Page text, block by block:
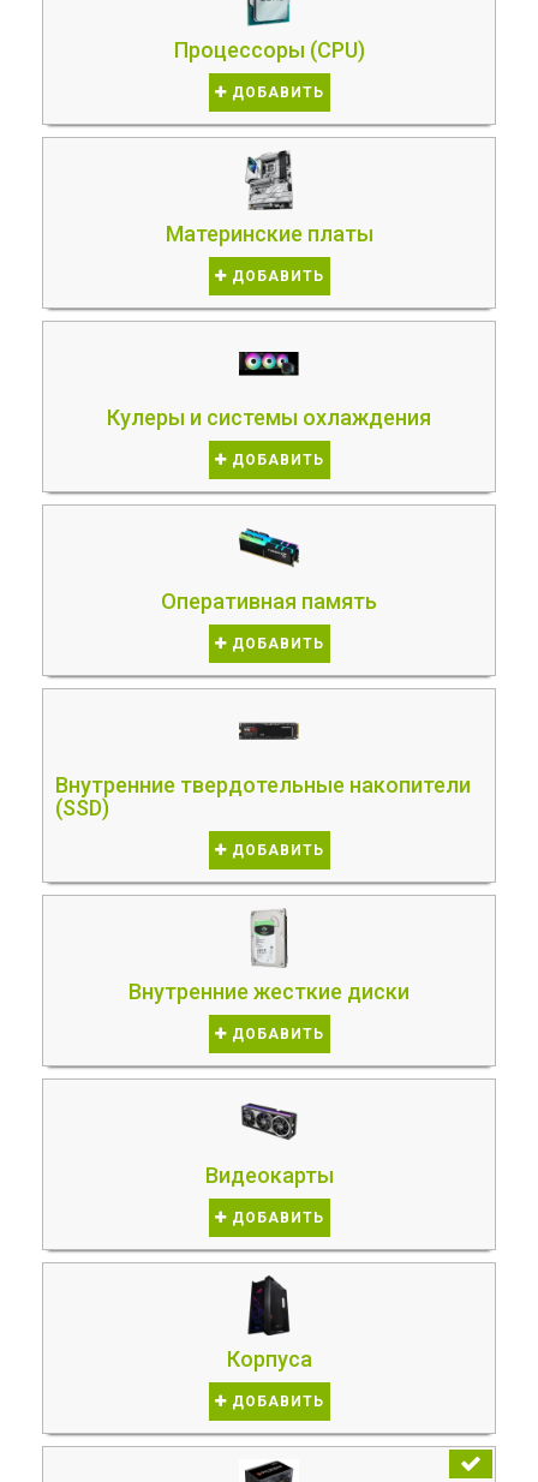
Процессоры (CPU)
ДОБАВИТЬ
Материнские платы
ДОБАВИТЬ
Кулеры и системы охлаждения
ДОБАВИТЬ
Оперативная память
ДОБАВИТЬ
Внутренние твердотельные накопители
(SSD)
ДОБАВИТЬ
Внутренние жесткие диски
ДОБАВИТЬ
Видеокарты
ДОБАВИТЬ
Корпуса
ДОБАВИТЬ